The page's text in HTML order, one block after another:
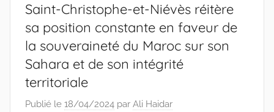
Saint-Christophe-et-Niévès réitère
sa position constante en faveur de
la souveraineté du Maroc sur son
Sahara et de son intégrité
territoriale
Publié le 18/04/2024 par Ali Haidar